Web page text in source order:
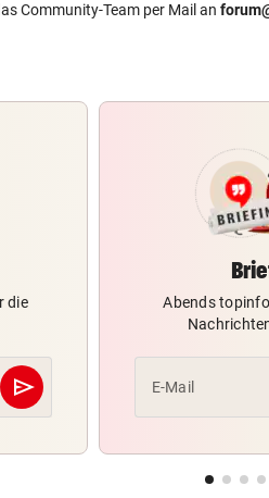
Community-Team per Mail an
die
send
Abschicken
Abends
E-Mail